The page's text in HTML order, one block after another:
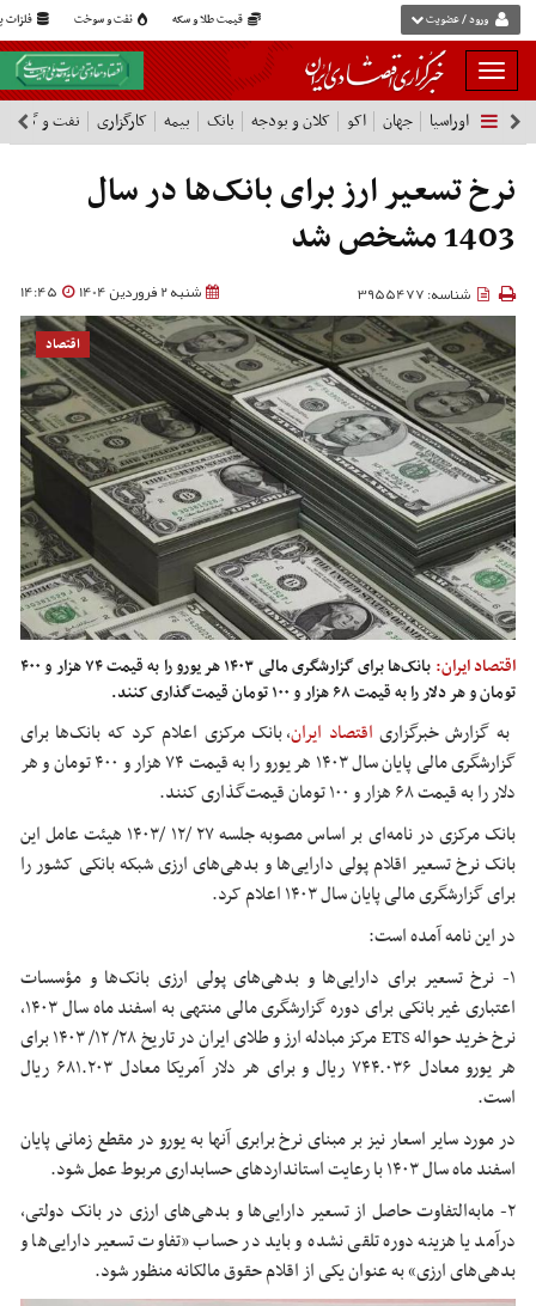
قیمت طلا و سکه نفت و سوخت فلزات ورود / عضویت
بار
و
بسته
نمودن
فهرست
اوراسیا جهان اکو کلان و بودجه بانک بیمه کارگزاری نفت و گاز
نرخ تسعیر ارز برای بانک‌ها در سال
1403 مشخص شد
شنبه 2 فروردین 1404 14:45 شناسه: 3955477
اقتصاد
اقتصاد ایران:
بانک‌ها برای گزارشگری مالی ۱۴۰۳ هر یورو را به قیمت ۷۴ هزار و ۴۰۰
تومان و هر دلار را به قیمت ۶۸ هزار و ۱۰۰ تومان قیمت‌گذاری کنند.
به گزارش خبرگزاری اقتصاد ایران، بانک مرکزی اعلام کرد که بانک‌ها برای
گزارشگری مالی پایان سال ۱۴۰۳ هر یورو را به قیمت ۷۴ هزار و ۴۰۰ تومان و هر
دلار را به قیمت ۶۸ هزار و ۱۰۰ تومان قیمت‌گذاری کنند.
بانک مرکزی در نامه‌ای بر اساس مصوبه جلسه ۲۷ /۱۲ /۱۴۰۳ هیئت عامل این
بانک نرخ تسعیر اقلام پولی دارایی‌ها و بدهی‌های ارزی شبکه بانکی کشور را
برای گزارشگری مالی پایان سال ۱۴۰۳ اعلام کرد.
در این نامه آمده است:
۱- نرخ تسعیر برای دارایی‌ها و بدهی‌های پولی ارزی بانک‌ها و مؤسسات
اعتباری غیر بانکی برای دوره گزارشگری مالی منتهی به اسفند ماه سال ۱۴۰۳،
نرخ خرید حواله ETS مرکز مبادله ارز و طلای ایران در تاریخ ۲۸/ ۱۲/ ۱۴۰۳ برای
هر یورو معادل ۷۴۴.۰۳۶ ریال و برای هر دلار آمریکا معادل ۶۸۱.۲۰۳ ریال
است.
در مورد سایر اسعار نیز بر مبنای نرخ برابری آنها به یورو در مقطع زمانی پایان
اسفند ماه سال ۱۴۰۳ با رعایت استانداردهای حسابداری مربوط عمل شود.
۲- مابه‌التفاوت حاصل از تسعیر دارایی‌ها و بدهی‌های ارزی در بانک دولتی،
درآمد یا هزینه دوره تلقی نشده و باید در حساب «تفاوت تسعیر دارایی‌ها و
بدهی‌های ارزی» به عنوان یکی از اقلام حقوق مالکانه منظور شود.